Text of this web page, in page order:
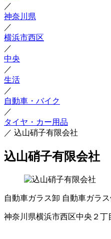
／
神奈川県
／
横浜市西区
／
中央
／
生活
／
自動車・バイク
／
タイヤ・カー用品
／ 込山硝子有限会社
込山硝子有限会社
自動車ガラス卸 自動車ガラ
神奈川県横浜市西区中央２丁